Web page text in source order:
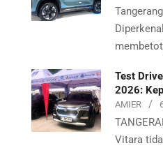
Test
2026:
AMIER
Vitara